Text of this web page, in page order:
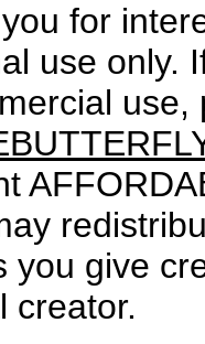
for
use only.
use,
you give
creator.